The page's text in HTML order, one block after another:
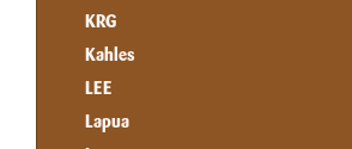
KRG
Kahles
LEE
Lapua